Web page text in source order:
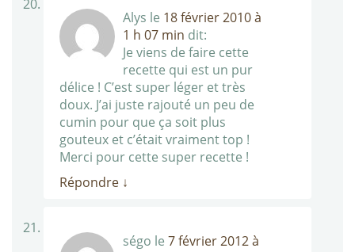
Alys le 18 février 2010 à
1 h 07 min dit:
Je viens de faire cette
recette qui est un pur
délice ! C’est super léger et très
doux. J’ai juste rajouté un peu de
cumin pour que ça soit plus
gouteux et c’était vraiment top !
Merci pour cette super recette !
Répondre ↓
ségo le 7 février 2012 à